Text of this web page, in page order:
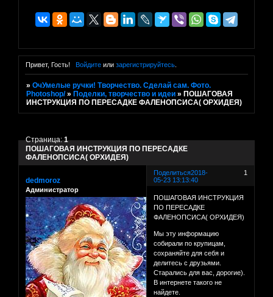
Привет, Гость! Войдитеили зарегистрируйтесь.
»ОчУмелые ручки! Творчество. Сделай сам. Фото.
Photoshop/ » Поделки, творчество и идеи » ПОШАГОВАЯ
ИНСТРУКЦИЯ ПО ПЕРЕСАДКЕ ФАЛЕНОПСИСА( ОРХИДЕЯ)
ПОШАГОВАЯ ИНСТРУКЦИЯ ПО ПЕРЕСАДКЕ
ФАЛЕНОПСИСА( ОРХИДЕЯ)
Страница:1
Поделиться 1
2018-
05-23 13:13:40
dedmoroz
Администратор
ПОШАГОВАЯ ИНСТРУКЦИЯ
ПО ПЕРЕСАДКЕ
ФАЛЕНОПСИСА( ОРХИДЕЯ)
Мы эту информацию
собирали по крупицам,
сохраняйте для себя и
делитесь с друзьями.
Старались для вас, дорогие).
В интернете такого не
найдете.